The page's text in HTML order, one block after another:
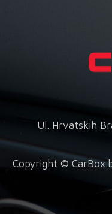
Ul. Hrvatskih
Copyright ©